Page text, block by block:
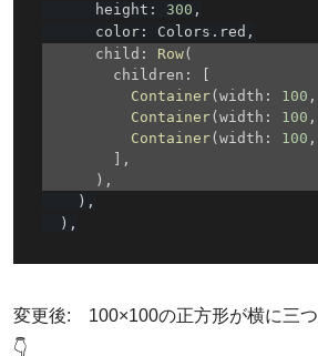
      height
: 300 ,
      color
: Colors . red ,
      child
: Row(
        children
:
Container( width : 100 ,
Container( width : 100 ,
Container( width : 100 ,
,
) ,
) ,
) ,
変更後: 100×100の正方形が横に三
👇